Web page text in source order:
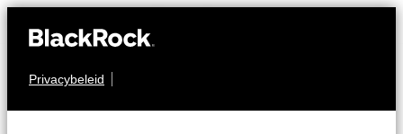
Privacybeleid
AANDELEN